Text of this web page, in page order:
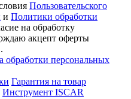
Пользовательского
и Политики обработки
на обработку
акцепт оферты
обработки персональных
Гарантия на товар
Инструмент ISCAR